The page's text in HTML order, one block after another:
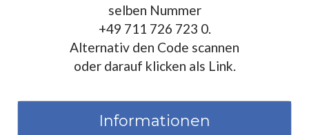
selben Nummer
+49 711 726 723 0.
Alternativ den Code scannen
oder darauf klicken als Link.
Informationen